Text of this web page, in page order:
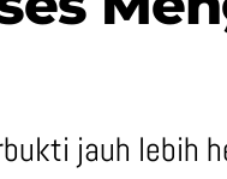
jauh lebih